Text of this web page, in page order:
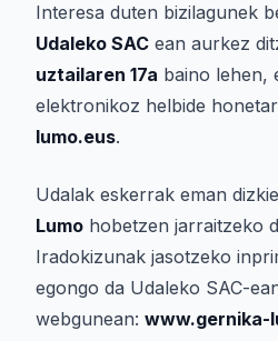
Interesa duten bizilagunek
Udaleko SAC ean aurkez
uztailaren 17a baino lehen,
elektronikoz helbide
lumo.eus.
Udalak eskerrak eman
Lumo hobetzen jarraitzeko
Iradokizunak jasotzeko
egongo da Udaleko SAC-
webgunean: www.gernika-